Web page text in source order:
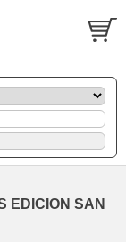
EDICION SAN